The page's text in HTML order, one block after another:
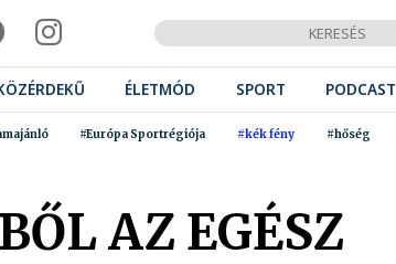
ÉLETMÓD SPORT PODCAST
#Európa Sportrégiója #kék fény #hőség
AZ EGÉSZ